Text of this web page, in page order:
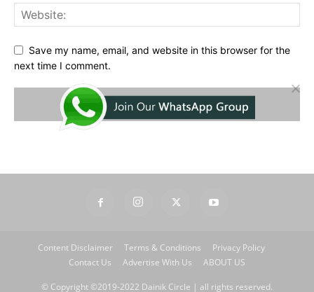
Save my name, email, and website in this browser for the
next time I comment.
Content Disclaimer Terms & Conditions
Privacy Policy
Contact Us
Advertise With Us ABOUT US
© Copyright ©2019-2022 Dainik Circle | all rights reserved.